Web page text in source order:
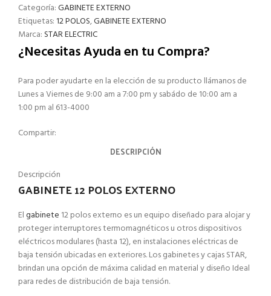
Categoría:GABINETE EXTERNO
Etiquetas:12 POLOS,GABINETE EXTERNO
Marca: STAR ELECTRIC
¿Necesitas Ayuda en tu Compra?
Para poder ayudarte en la elección de su producto llámanos de
Lunes a Viernes de 9:00 am a 7:00 pm y sabádo de 10:00 am a
1:00 pm al 613-4000
Compartir:
DESCRIPCIÓN
Descripción
GABINETE 12 POLOS EXTERNO
Elgabinete 12 polos externo es un equipo diseñado para alojar y
proteger interruptores termomagnéticos u otros dispositivos
eléctricos modulares (hasta 12), en instalaciones eléctricas de
baja tensión ubicadas en exteriores.Los gabinetes y cajas STAR,
brindan una opción de máxima calidad en material y diseño Ideal
para redes de distribución de baja tensión.